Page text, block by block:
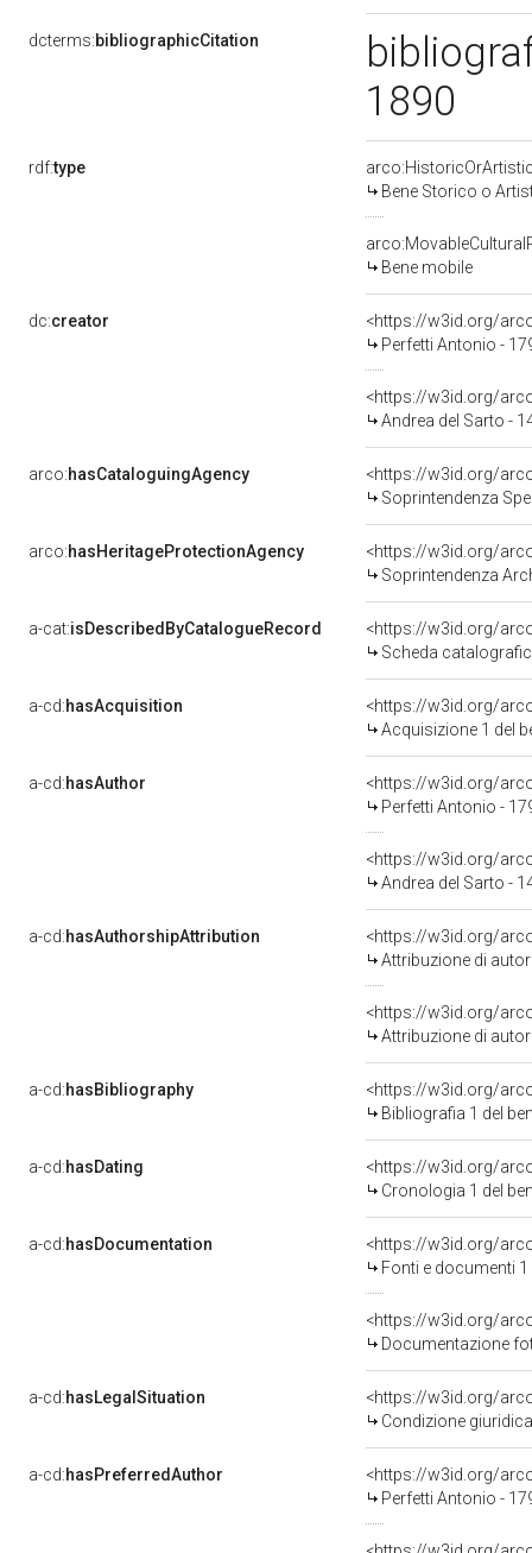
dcterms:bibliographicCitation
1890
rdf:type
Bene Storico o
Bene mobile
dc:creator
<https://w3id.org/
Perfetti Antonio -
<https://w3id.org/
Andrea del Sarto -
arco:hasCataloguingAgency
<https://w3id.org/
Soprintendenza
arco:hasHeritageProtectionAgency
<https://w3id.org/
Soprintendenza
a-cat:isDescribedByCatalogueRecord
<https://w3id.org/
Scheda
a-cd:hasAcquisition
<https://w3id.org/
Acquisizione 1 del
a-cd:hasAuthor
<https://w3id.org/
Perfetti Antonio -
<https://w3id.org/
Andrea del Sarto -
a-cd:hasAuthorshipAttribution
<https://w3id.org/
Attribuzione di
<https://w3id.org/
Attribuzione di
a-cd:hasBibliography
<https://w3id.org/
Bibliografia 1 del
a-cd:hasDating
<https://w3id.org/
Cronologia 1 del
a-cd:hasDocumentation
<https://w3id.org/
Fonti e documenti
Documentazione
a-cd:hasLegalSituation
<https://w3id.org/
Condizione
a-cd:hasPreferredAuthor
<https://w3id.org/
Perfetti Antonio -